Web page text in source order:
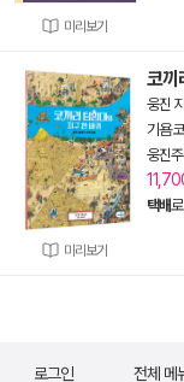
미리보기
미리보기
코끼
웅진
기욤
웅진
택배
로그인 전체 메